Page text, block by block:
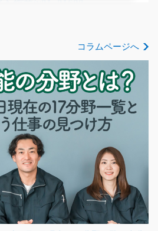
ト作業/y01_01600
す！☆ 冷凍倉庫内でリーチリフ
区
気になる
ーターＮＣ旋盤/g02_00122
の機械オペレーター！ヤル気が
コラムページへ